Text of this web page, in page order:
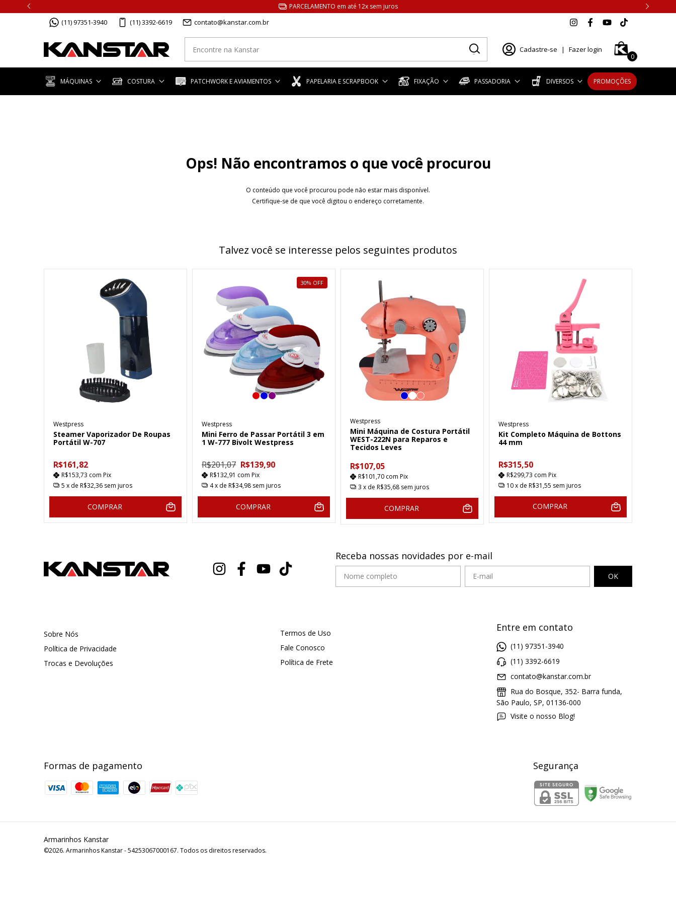
PARCELAMENTO em até 12x sem juros
(11) 97351-3940 (11) 3392-6619 contato@kanstar.com.br
Cadastre-se | Fazer login
0
MÁQUINAS COSTURA PATCHWORK E AVIAMENTOS PAPELARIA E SCRAPBOOK FIXAÇÃO PASSADORIA DIVERSOS PROMOÇÕES
Ops! Não encontramos o que você procurou
O conteúdo que você procurou pode não estar mais disponível.
Certifique-se de que você digitou o endereço corretamente.
Talvez você se interesse pelos seguintes produtos
Westpress
Steamer Vaporizador De Roupas
Portátil W-707
R$161,82
R$153,73 com Pix
5 x de R$32,36 sem juros
COMPRAR
30% OFF
Westpress
Mini Ferro de Passar Portátil 3 em
1 W-777 Bivolt Westpress
R$201,07 R$139,90
R$132,91 com Pix
4x de R$34,98 sem juros
COMPRAR
Westpress
Mini Máquina de Costura Portátil
WEST-222N para Reparos e
Tecidos Leves
R$107,05
R$101,70 com Pix
3 x de R$35,68 sem juros
COMPRAR
Westpress
Kit Completo Máquina de Bottons
44 mm
R$315,50
R$299,73 com Pix
10x de R$31,55 sem juros
COMPRAR
Receba nossas novidades por e-mail
Sobre Nós
Política de Privacidade
Trocas e Devoluções
Termos de Uso
Fale Conosco
Política de Frete
Entre em contato
(11) 97351-3940
(11) 3392-6619
contato@kanstar.com.br
Rua do Bosque, 352- Barra funda,
São Paulo, SP, 01136-000
Visite o nosso Blog!
Formas de pagamento Segurança
Armarinhos Kanstar
©2026. Armarinhos Kanstar - 54253067000167. Todos os direitos reservados.